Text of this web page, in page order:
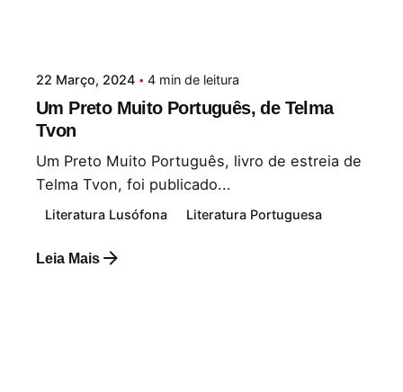
22 Março, 2024 4 min de leitura
Um Preto Muito Português, de Telma
Tvon
Um Preto Muito Português, livro de estreia de
Telma Tvon, foi publicado...
Literatura Lusófona Literatura Portuguesa
Leia Mais